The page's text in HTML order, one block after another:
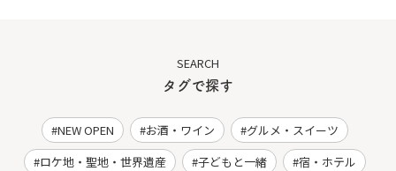
SEARCH
タグで探す
NEW OPEN お酒・ワイン
グルメ・スイーツ
ロケ地・聖地・世界遺産
子どもと一緒
宿・ホテル